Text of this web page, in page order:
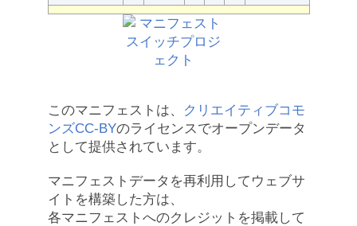
このマニフェストは、
クリエイティブコモ
ンズCC-BYのライセンスでオープンデータ
として提供されています。
マニフェストデータを再利用してウェブサ
イトを構築した方は、
各マニフェストへのクレジットを掲載して